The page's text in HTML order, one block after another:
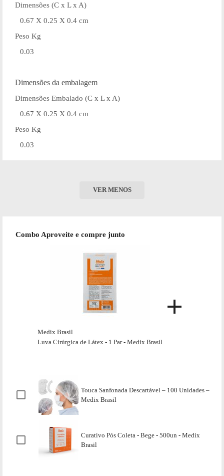
Dimensões (C x L x A)
0.67 X 0.25 X 0.4 cm
Peso Kg
0.03
Dimensões da embalagem
Dimensões Embalado (C x L x A)
0.67 X 0.25 X 0.4 cm
Peso Kg
0.03
VER MENOS
Combo Aproveite e compre junto
Medix Brasil
Luva Cirúrgica de Látex - 1 Par - Medix Brasil
Touca Sanfonada Descartável – 100 Unidades –
Medix Brasil
Curativo Pós Coleta - Bege - 500un - Medix
Brasil